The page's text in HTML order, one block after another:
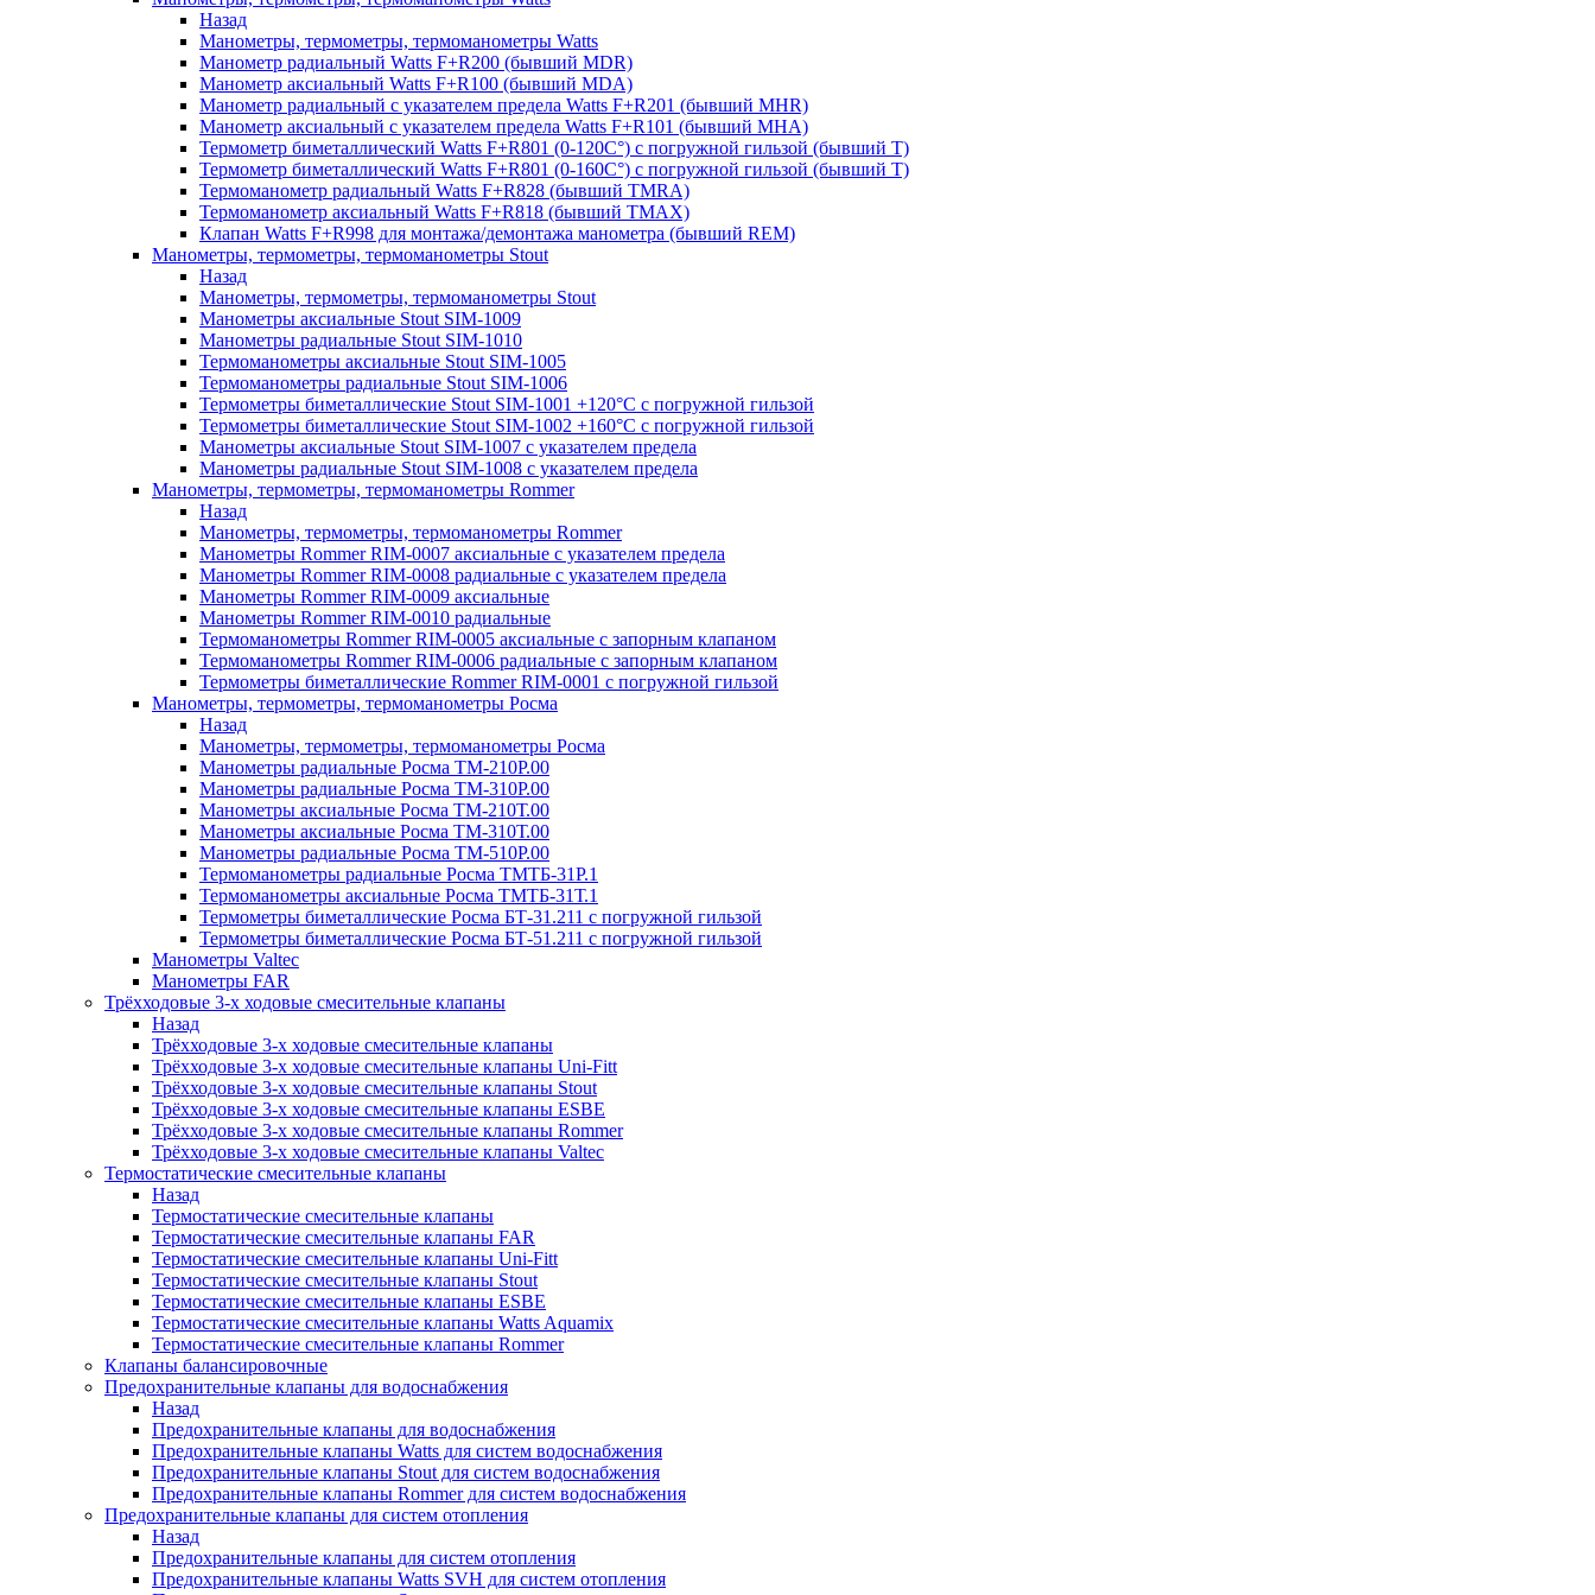
Назад
Манометры, термометры, термоманометры Watts
Манометр радиальный Watts F+R200 (бывший MDR)
Манометр аксиальный Watts F+R100 (бывший MDA)
Манометр радиальный с указателем предела Watts F+R201 (бывший MHR)
Манометр аксиальный с указателем предела Watts F+R101 (бывший MHA)
Термометр биметаллический Watts F+R801 (0-120С°) с погружной гильзой (бывший T)
Термометр биметаллический Watts F+R801 (0-160С°) с погружной гильзой (бывший T)
Термоманометр радиальный Watts F+R828 (бывший TMRA)
Термоманометр аксиальный Watts F+R818 (бывший TMAX)
Клапан Watts F+R998 для монтажа/демонтажа манометра (бывший REM)
Манометры, термометры, термоманометры Stout
Назад
Манометры, термометры, термоманометры Stout
Манометры аксиальные Stout SIM-1009
Манометры радиальные Stout SIM-1010
Термоманометры аксиальные Stout SIM-1005
Термоманометры радиальные Stout SIM-1006
Термометры биметаллические Stout SIM-1001 +120°С с погружной гильзой
Термометры биметаллические Stout SIM-1002 +160°С с погружной гильзой
Манометры аксиальные Stout SIM-1007 с указателем предела
Манометры радиальные Stout SIM-1008 с указателем предела
Манометры, термометры, термоманометры Rommer
Назад
Манометры, термометры, термоманометры Rommer
Манометры Rommer RIM-0007 аксиальные с указателем предела
Манометры Rommer RIM-0008 радиальные с указателем предела
Манометры Rommer RIM-0009 аксиальные
Манометры Rommer RIM-0010 радиальные
Термоманометры Rommer RIM-0005 аксиальные с запорным клапаном
Термоманометры Rommer RIM-0006 радиальные с запорным клапаном
Термометры биметаллические Rommer RIM-0001 с погружной гильзой
Манометры, термометры, термоманометры Росма
Назад
Манометры, термометры, термоманометры Росма
Манометры радиальные Росма ТМ-210P.00
Манометры радиальные Росма ТМ-310P.00
Манометры аксиальные Росма ТМ-210Т.00
Манометры аксиальные Росма ТМ-310Т.00
Манометры радиальные Росма ТМ-510P.00
Термоманометры радиальные Росма ТМТБ-31P.1
Термоманометры аксиальные Росма ТМТБ-31Т.1
Термометры биметаллические Росма БТ-31.211 с погружной гильзой
Термометры биметаллические Росма БТ-51.211 с погружной гильзой
Манометры Valtec
Манометры FAR
Трёхходовые 3-х ходовые смесительные клапаны
Назад
Трёхходовые 3-х ходовые смесительные клапаны
Трёхходовые 3-х ходовые смесительные клапаны Uni-Fitt
Трёхходовые 3-х ходовые смесительные клапаны Stout
Трёхходовые 3-х ходовые смесительные клапаны ESBE
Трёхходовые 3-х ходовые смесительные клапаны Rommer
Трёхходовые 3-х ходовые смесительные клапаны Valtec
Термостатические смесительные клапаны
Назад
Термостатические смесительные клапаны
Термостатические смесительные клапаны FAR
Термостатические смесительные клапаны Uni-Fitt
Термостатические смесительные клапаны Stout
Термостатические смесительные клапаны ESBE
Термостатические смесительные клапаны Watts Aquamix
Термостатические смесительные клапаны Rommer
Клапаны балансировочные
Предохранительные клапаны для водоснабжения
Назад
Предохранительные клапаны для водоснабжения
Предохранительные клапаны Watts для систем водоснабжения
Предохранительные клапаны Stout для систем водоснабжения
Предохранительные клапаны Rommer для систем водоснабжения
Предохранительные клапаны для систем отопления
Назад
Предохранительные клапаны для систем отопления
Предохранительные клапаны Watts SVH для систем отопления